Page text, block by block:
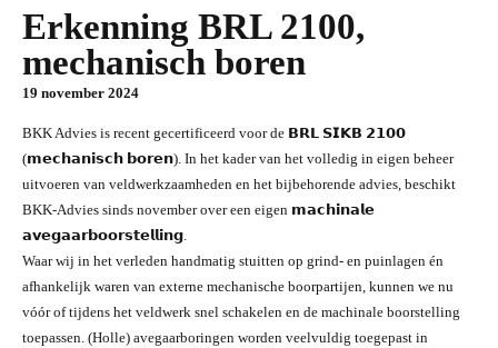
Erkenning BRL 2100,
mechanisch boren
19 november 2024
BKK Advies is recent gecertificeerd voor de 𝗕𝗥𝗟 𝗦𝗜𝗞𝗕 𝟮𝟭𝟬𝟬
(𝗺𝗲𝗰𝗵𝗮𝗻𝗶𝘀𝗰𝗵 𝗯𝗼𝗿𝗲𝗻). In het kader van het volledig in eigen beheer
uitvoeren van veldwerkzaamheden en het bijbehorende advies, beschikt
BKK-Advies sinds november over een eigen 𝗺𝗮𝗰𝗵𝗶𝗻𝗮𝗹𝗲
𝗮𝘃𝗲𝗴𝗮𝗮𝗿𝗯𝗼𝗼𝗿𝘀𝘁𝗲𝗹𝗹𝗶𝗻𝗴.
Waar wij in het verleden handmatig stuitten op grind- en puinlagen én
afhankelijk waren van externe mechanische boorpartijen, kunnen we nu
vóór of tijdens het veldwerk snel schakelen en de machinale boorstelling
toepassen. (Holle) avegaarboringen worden veelvuldig toegepast in